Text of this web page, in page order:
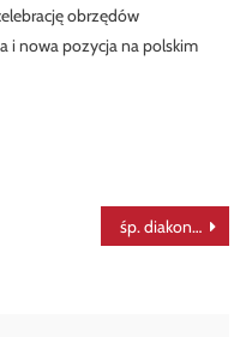
obrzędów
i nowa pozycja na polskim
śp. diakon Piotr Kowalczyk